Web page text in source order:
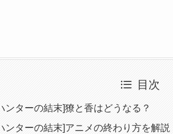
目次
ンターの結末]獠と香はどうなる？
ンターの結末]アニメの終わり方を解説